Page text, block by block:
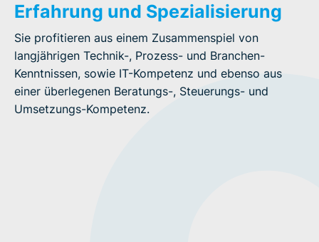
Erfahrung und Spezialisierung
Sie profitieren aus einem Zusammenspiel von
langjährigen Technik-, Prozess- und Branchen­-
Kenntnissen, sowie IT-Kompetenz und ebenso aus
einer überlegenen Beratungs-, Steuerungs- und
Umsetzungs-Kompetenz.